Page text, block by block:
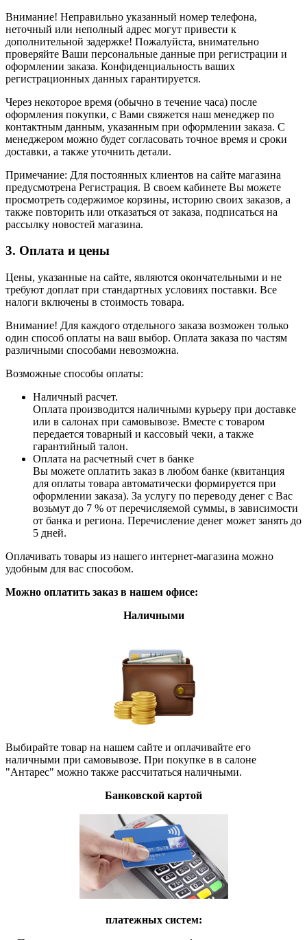
Внимание! Неправильно указанный номер телефона,
неточный или неполный адрес могут привести к
дополнительной задержке! Пожалуйста, внимательно
проверяйте Ваши персональные данные при регистрации и
оформлении заказа. Конфиденциальность ваших
регистрационных данных гарантируется.
Через некоторое время (обычно в течение часа) после
оформления покупки, с Вами свяжется наш менеджер по
контактным данным, указанным при оформлении заказа. С
менеджером можно будет согласовать точное время и сроки
доставки, а также уточнить детали.
Примечание: Для постоянных клиентов на сайте магазина
предусмотрена Регистрация. В своем кабинете Вы можете
просмотреть содержимое корзины, историю своих заказов, а
также повторить или отказаться от заказа, подписаться на
рассылку новостей магазина.
3. Оплата и цены
Цены, указанные на сайте, являются окончательными и не
требуют доплат при стандартных условиях поставки. Все
налоги включены в стоимость товара.
Внимание! Для каждого отдельного заказа возможен только
один способ оплаты на ваш выбор. Оплата заказа по частям
различными способами невозможна.
Возможные способы оплаты:
Наличный расчет.
Оплата производится наличными курьеру при доставке
или в салонах при самовывозе. Вместе с товаром
передается товарный и кассовый чеки, а также
гарантийный талон.
Оплата на расчетный счет в банке
Вы можете оплатить заказ в любом банке (квитанция
для оплаты товара автоматически формируется при
оформлении заказа). За услугу по переводу денег с Вас
возьмут до 7 % от перечисляемой суммы, в зависимости
от банка и региона. Перечисление денег может занять до
5 дней.
Оплачивать товары из нашего интернет-магазина можно
удобным для вас способом.
Можно оплатить заказ в нашем офисе:
Наличными
Выбирайте товар на нашем сайте и оплачивайте его
наличными при самовывозе. При покупке в в салоне
"Антарес" можно также рассчитаться наличными.
Банковской картой
платежных систем: